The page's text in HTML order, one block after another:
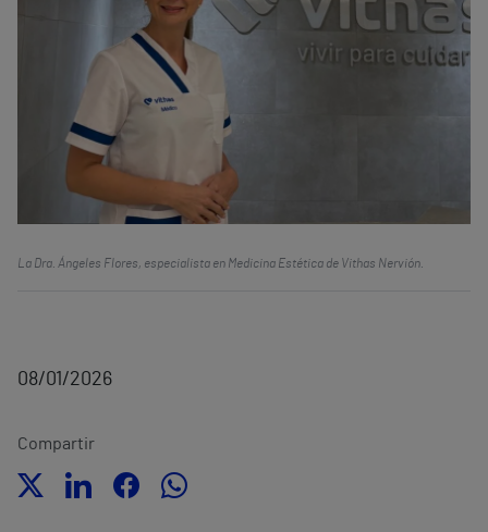
La Dra. Ángeles Flores, especialista en Medicina Estética de Vithas Nervión.
08/01/2026
Compartir